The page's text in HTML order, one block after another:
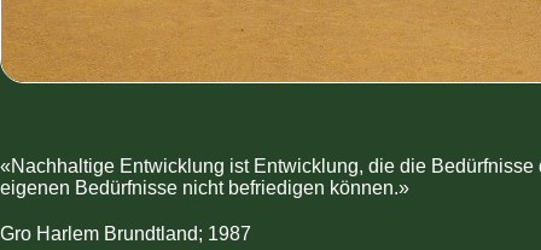
«Nachhaltige Entwicklung ist Entwicklung, die die
eigenen Bedürfnisse nicht befriedigen können.»
Gro Harlem Brundtland; 1987